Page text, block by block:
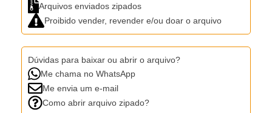
Arquivos enviados zipados
Proibido vender, revender e/ou doar o arquivo
Dúvidas para baixar ou abrir o arquivo?
Me chama no WhatsApp
Me envia um e-mail
Como abrir arquivo zipado?